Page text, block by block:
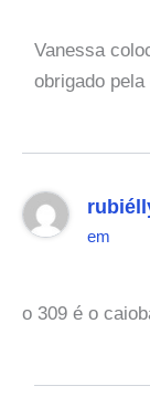
Vanessa
obrigado pela
em
o 309 é o